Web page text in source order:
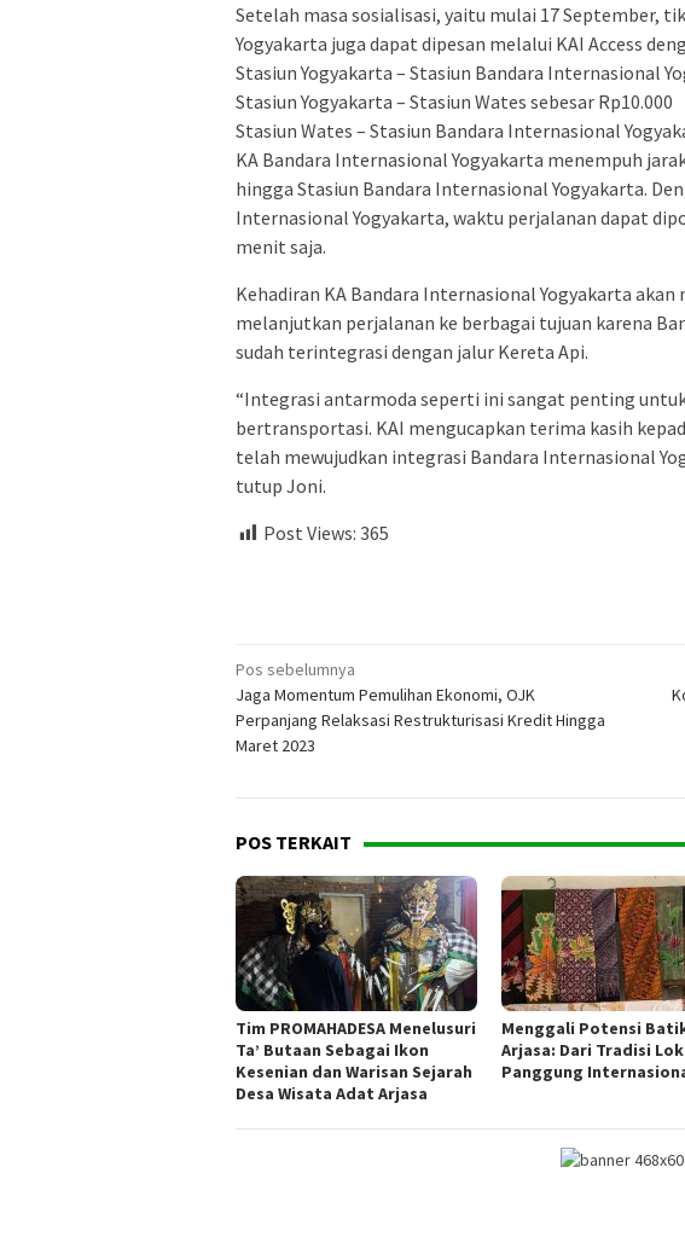
Setelah masa sosialisasi, yaitu mulai 17 September,
Yogyakarta juga dapat dipesan melalui KAI Access
Stasiun Yogyakarta – Stasiun Bandara Internasional
Stasiun Yogyakarta – Stasiun Wates sebesar Rp10.000
Stasiun Wates – Stasiun Bandara Internasional
KA Bandara Internasional Yogyakarta menempuh
hingga Stasiun Bandara Internasional Yogyakarta.
Internasional Yogyakarta, waktu perjalanan dapat
menit saja.
Kehadiran KA Bandara Internasional Yogyakarta
melanjutkan perjalanan ke berbagai tujuan karena
sudah terintegrasi dengan jalur Kereta Api.
“Integrasi antarmoda seperti ini sangat penting
bertransportasi. KAI mengucapkan terima kasih
telah mewujudkan integrasi Bandara Internasional
tutup Joni.
Post Views: 365
Navigasi
pos
Pos sebelumnya
Jaga Momentum Pemulihan Ekonomi, OJK
Perpanjang Relaksasi Restrukturisasi Kredit Hingga
Maret 2023
POS TERKAIT
Tim PROMAHADESA Menelusuri
Ta’ Butaan Sebagai Ikon
Kesenian dan Warisan Sejarah
Desa Wisata Adat Arjasa
Menggali Potensi
Arjasa: Dari Tradisi
Panggung